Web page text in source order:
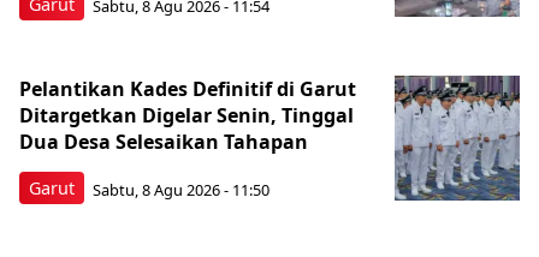
Garut Sabtu, 8 Agu 2026 - 11:54
Garut
Pelantikan Kades Definitif di Garut
Ditargetkan Digelar Senin, Tinggal
Dua Desa Selesaikan Tahapan
Sabtu, 8 Agu 2026 - 11:50